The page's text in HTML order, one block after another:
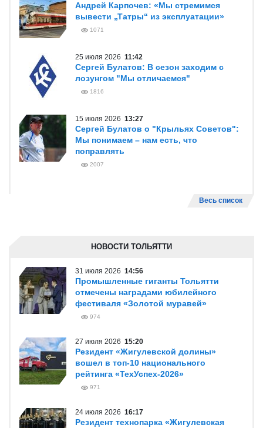
Андрей Карпочев: «Мы стремимся
вывести „Татры“ из эксплуатации»
1071
25 июля 2026 11:42
Сергей Булатов: В сезон заходим с
лозунгом "Мы отличаемся"
1816
15 июля 2026 13:27
Сергей Булатов о "Крыльях Советов":
Мы понимаем – нам есть, что
поправлять
2007
Весь список
НОВОСТИ ТОЛЬЯТТИ
31 июля 2026 14:56
Промышленные гиганты Тольятти
отмечены наградами юбилейного
фестиваля «Золотой муравей»
974
27 июля 2026 15:20
Резидент «Жигулевской долины»
вошел в топ-10 национального
рейтинга «ТехУспех-2026»
971
24 июля 2026 16:17
Резидент технопарка «Жигулевская